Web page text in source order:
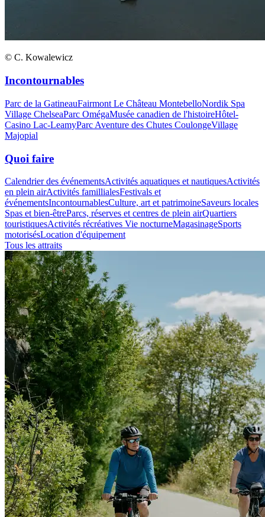
© C. Kowalewicz
Incontournables
Parc de la GatineauFairmont Le Château MontebelloNordik Spa
Village ChelseaParc OmégaMusée canadien de l'histoireHôtel-
Casino Lac-LeamyParc Aventure des Chutes CoulongeVillage
Majopial
Quoi faire
Calendrier des événementsActivités aquatiques et nautiquesActivités
en plein airActivités famillialesFestivals et
événementsIncontournablesCulture, art et patrimoineSaveurs locales
Spas et bien-êtreParcs, réserves et centres de plein airQuartiers
touristiquesActivités récréatives Vie nocturneMagasinageSports
motorisésLocation d'équipement
Tous les attraits